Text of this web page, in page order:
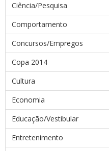
Ciência/Pesquisa
Comportamento
Concursos/Empregos
Copa 2014
Cultura
Economia
Educação/Vestibular
Entretenimento